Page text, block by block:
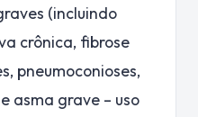
(incluindo
crônica, fibrose
pneumoconioses,
asma grave – uso